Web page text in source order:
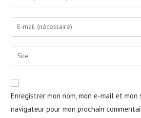
your
name
comment
Enter
your
email
address
Saisir
l’URL
votre
site
(facultatif)
Enregistrer mon nom, mon e-mail et mon
navigateur pour mon prochain